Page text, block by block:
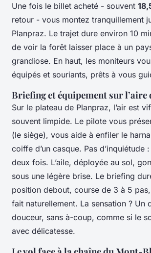
Une fois le billet acheté - souvent
retour - vous montez tranquillement
Planpraz. Le trajet dure environ 10
de voir la forêt laisser place à un
grandiose. En haut, les moniteurs
équipés et souriants, prêts à vous
Briefing et équipement sur l’aire
Sur le plateau de Planpraz, l’air est
souvent limpide. Le pilote vous
(le siège), vous aide à enfiler le
coiffe d’un casque. Pas d’inquiétude
deux fois. L’aile, déployée au sol,
sous une légère brise. Le briefing
position debout, course de 3 à 5 pas,
fait naturellement. La sensation ? Un
douceur, sans à-coup, comme si le
avec délicatesse.